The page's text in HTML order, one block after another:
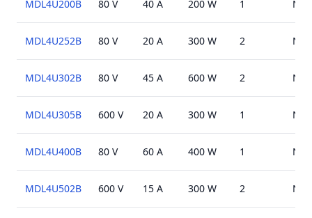
MDL4U200B 80 V 40 A 200 W 1 N/A
MDL4U252B 80 V 20 A 300 W 2 N/A
MDL4U302B 80 V 45 A 600 W 2 N/A
MDL4U305B 600 V 20 A 300 W 1 N/A
MDL4U400B 80 V 60 A 400 W 1 N/A
MDL4U502B 600 V 15 A 300 W 2 N/A